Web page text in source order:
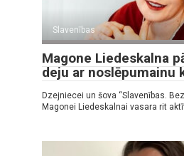
Slavenības
Magone Liedeskalna
deju ar noslēpumainu
Dzejniecei un šova “Slavenības.
Magonei Liedeskalnai vasara rit